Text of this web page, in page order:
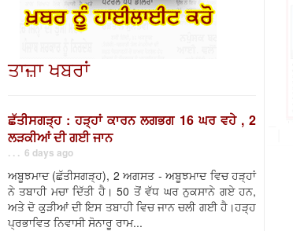
ਤਾਜ਼ਾ ਖਬਰਾਂ
ਛੱਤੀਸਗੜ੍ਹ : ਹੜ੍ਹਾਂ ਕਾਰਨ ਲਗਭਗ 16 ਘਰ ਵਹੇ , 2
ਲੜਕੀਆਂ ਦੀ ਗਈ ਜਾਨ
. . . 6 days ago
ਅਬੂਝਮਾਦ (ਛੱਤੀਸਗੜ੍ਹ), 2 ਅਗਸਤ - ਅਬੂਝਮਾਦ ਵਿਚ ਹੜ੍ਹਾਂ
ਨੇ ਤਬਾਹੀ ਮਚਾ ਦਿੱਤੀ ਹੈ। 50 ਤੋਂ ਵੱਧ ਘਰ ਨੁਕਸਾਨੇ ਗਏ ਹਨ,
ਅਤੇ ਦੋ ਕੁੜੀਆਂ ਦੀ ਇਸ ਤਬਾਹੀ ਵਿਚ ਜਾਨ ਚਲੀ ਗਈ ਹੈ।ਹੜ੍ਹ
ਪ੍ਰਭਾਵਿਤ ਨਿਵਾਸੀ ਸੋਨਾਰੂ ਰਾਮ...